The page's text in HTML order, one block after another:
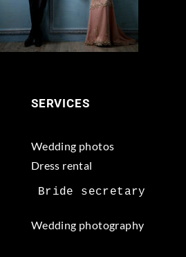
SERVICES
Wedding photos
Dress rental
Wedding photography